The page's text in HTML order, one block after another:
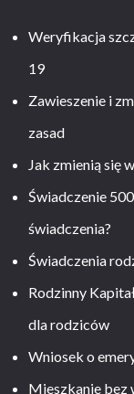
Weryfikacja
19
Zawieszenie i
zasad
Jak zmienią się
Świadczenie
świadczenia?
Świadczenia
Rodzinny
dla rodziców
Wniosek o
Mieszkanie bez